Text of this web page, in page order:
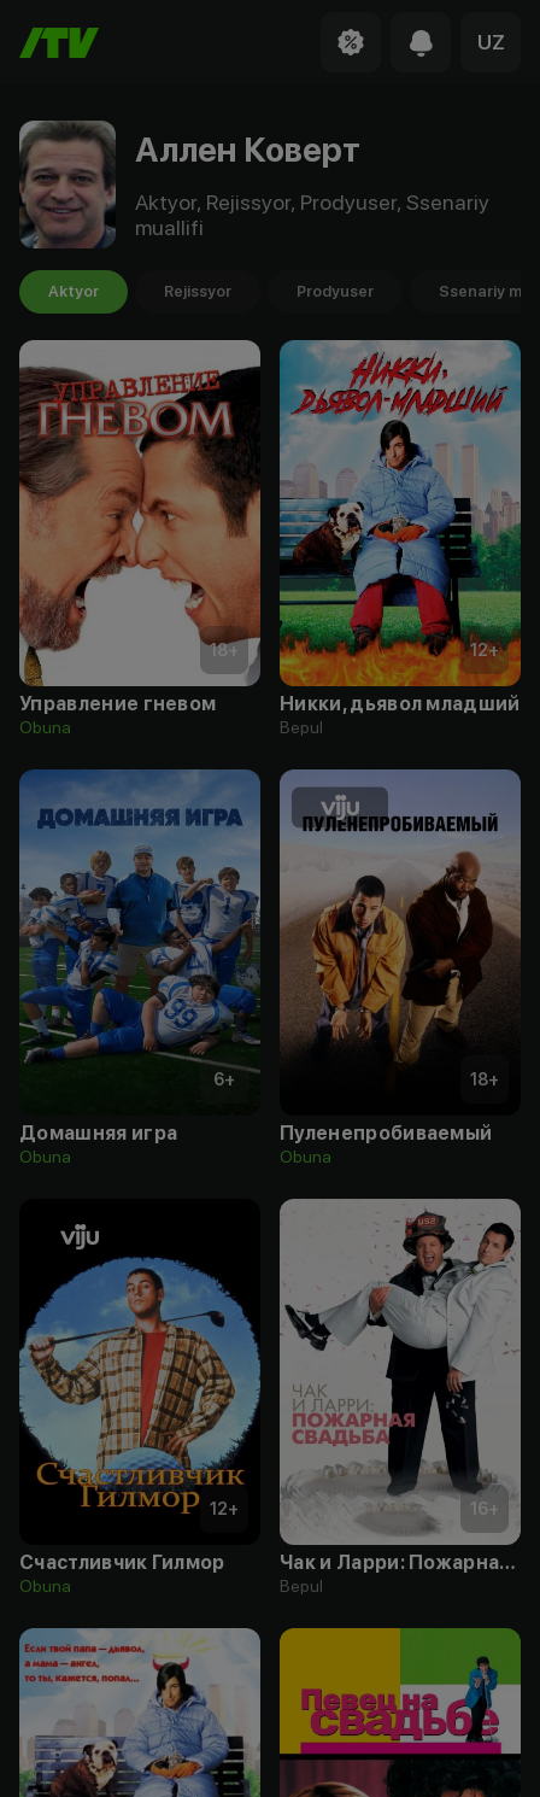
UZ
Аллен Коверт
Aktyor, Rejissyor, Prodyuser, Ssenariy
muallifi
Aktyor Rejissyor Prodyuser Ssenariy
18+
Управление гневом
Obuna
12+
Никки, дьявол младший
Bepul
6+
Домашняя игра
Obuna
18+
Пуленепробиваемый
Obuna
12+
Счастливчик Гилмор
Obuna
16+
Чак и Ларри: Пожарная свадьба
Bepul